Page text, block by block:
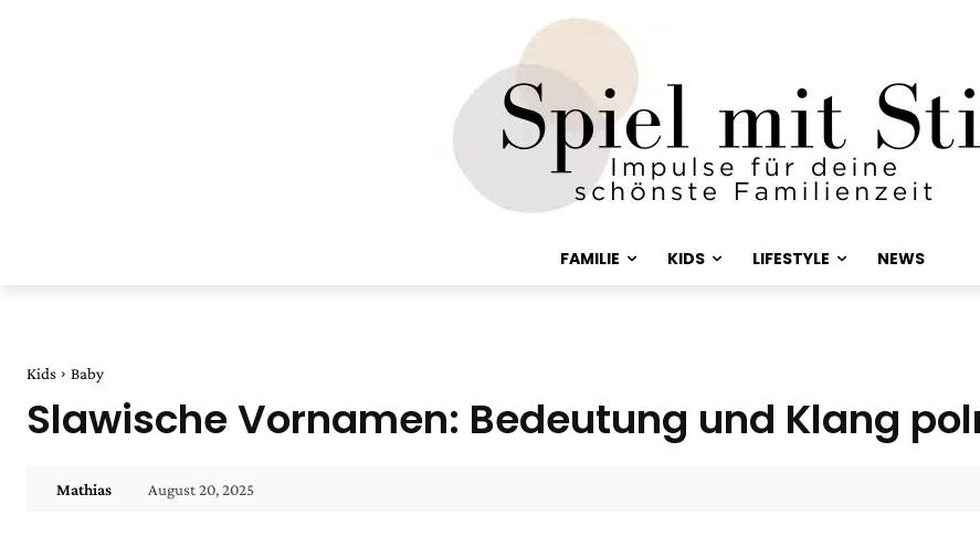
FAMILIE KIDS LIFESTYLE NEWS
Kids Baby
Slawische Vornamen: Bedeutung und Klang
Mathias August 20, 2025